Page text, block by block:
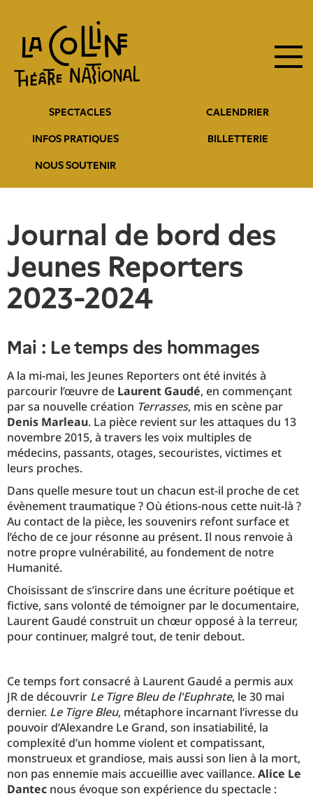
contenu
principal
entête
SPECTACLES CALENDRIER
INFOS PRATIQUES BILLETTERIE
NOUS SOUTENIR
principale
Journal de bord des
Jeunes Reporters
2023-2024
Mai : Le temps des hommages
A la mi-mai, les Jeunes Reporters ont été invités à
parcourir l’œuvre de Laurent Gaudé, en commençant
par sa nouvelle création Terrasses, mis en scène par
Denis Marleau. La pièce revient sur les attaques du 13
novembre 2015, à travers les voix multiples de
médecins, passants, otages, secouristes, victimes et
leurs proches.
Dans quelle mesure tout un chacun est-il proche de cet
évènement traumatique ? Où étions-nous cette nuit-là ?
Au contact de la pièce, les souvenirs refont surface et
l’écho de ce jour résonne au présent. Il nous renvoie à
notre propre vulnérabilité, au fondement de notre
Humanité.
Choisissant de s’inscrire dans une écriture poétique et
fictive, sans volonté de témoigner par le documentaire,
Laurent Gaudé construit un chœur opposé à la terreur,
pour continuer, malgré tout, de tenir debout.
Ce temps fort consacré à Laurent Gaudé a permis aux
JR de découvrir Le Tigre Bleu de l'Euphrate, le 30 mai
dernier. Le Tigre Bleu, métaphore incarnant l’ivresse du
pouvoir d’Alexandre Le Grand, son insatiabilité, la
complexité d’un homme violent et compatissant,
monstrueux et grandiose, mais aussi son lien à la mort,
non pas ennemie mais accueillie avec vaillance.Alice Le
Dantec nous évoque son expérience du spectacle :